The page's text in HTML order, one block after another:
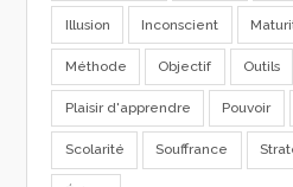
Illusion Inconscient
Méthode Objectif Outils
Plaisir d'apprendre Pouvoir
Scolarité Souffrance